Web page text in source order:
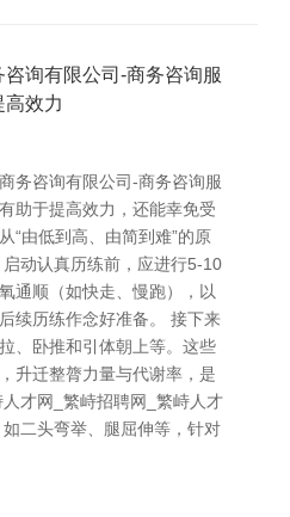
询有限公司-商务咨询服
效力
务咨询有限公司-商务咨询服
助于提高效力，还能幸免受
“由低到高、由简到难”的原
动认真历练前，应进行5-10
通顺（如快走、慢跑），以
续历练作念好准备。 接下来
、卧推和引体朝上等。这些
升迁整膂力量与代谢率，是
才网_繁峙招聘网_繁峙人才
二头弯举、腿屈伸等，针对